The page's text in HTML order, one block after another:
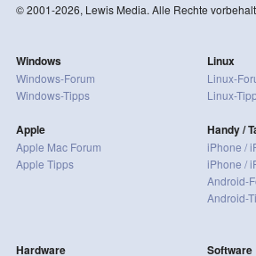
© 2001-2026, Lewis Media. Alle Rechte
Windows
Windows-Forum
Windows-Tipps
Apple
Apple Mac Forum
Apple Tipps
Linux
Linux-
Linux-
Handy /
iPhone /
iPhone /
Android-
Android-
Hardware Software